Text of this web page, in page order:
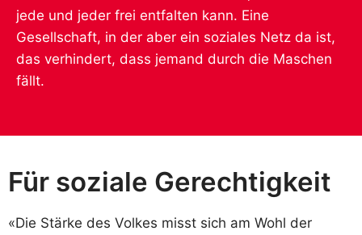
jede und jeder frei entfalten kann. Eine
Gesellschaft, in der aber ein soziales Netz da ist,
das verhindert, dass jemand durch die Maschen
fällt.
Für soziale Gerechtigkeit
«Die Stärke des Volkes misst sich am Wohl der